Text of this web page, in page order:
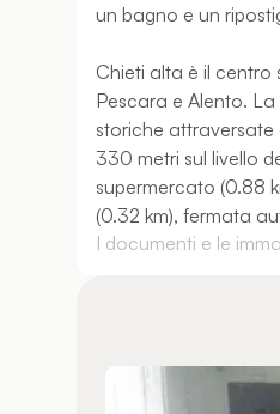
un bagno e un
Chieti alta è il centro
Pescara e Alento.
storiche
330 metri sul livello
supermercato (0.88
(0.32 km), fermata
I documenti e le